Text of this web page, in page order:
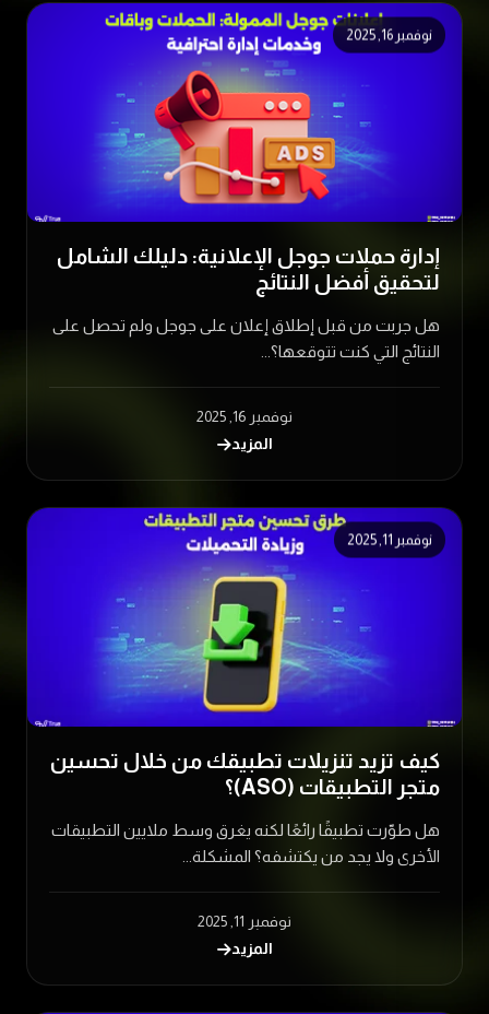
نوفمبر 16, 2025
إدارة حملات جوجل الإعلانية: دليلك الشامل
لتحقيق أفضل النتائج
هل جربت من قبل إطلاق إعلان على جوجل ولم تحصل على
النتائج التي كنت تتوقعها؟...
نوفمبر 16, 2025
المزيد
نوفمبر 11, 2025
كيف تزيد تنزيلات تطبيقك من خلال تحسين
متجر التطبيقات (ASO)؟
هل طوّرت تطبيقًا رائعًا لكنه يغرق وسط ملايين التطبيقات
الأخرى ولا يجد من يكتشفه؟ المشكلة...
نوفمبر 11, 2025
المزيد